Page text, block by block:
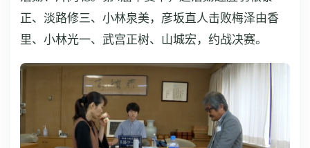
正、淡路修三、小林泉美，彦坂直人击败梅泽由香
里、小林光一、武宫正树、山城宏，约战决赛。